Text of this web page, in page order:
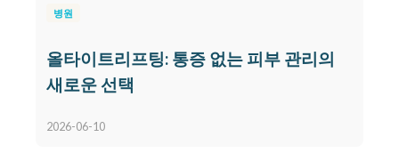
병원
올타이트리프팅: 통증 없는 피부 관리의
새로운 선택
2026-06-10